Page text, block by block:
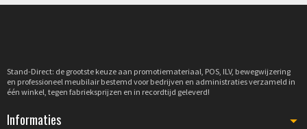
Stand-Direct: de grootste keuze aan promotiemateriaal, POS, ILV, bewegwijzering
en professioneel meubilair bestemd voor bedrijven en administraties verzameld in
één winkel, tegen fabrieksprijzen en in recordtijd geleverd!
Informaties